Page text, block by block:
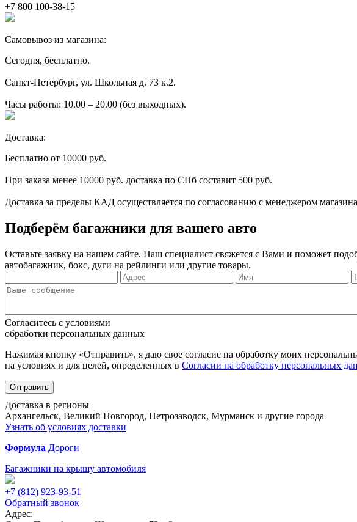
+7 800 100-38-15
Самовывоз из магазина:
Сегодня, бесплатно.
Санкт-Петербург, ул. Школьная д. 73 к.2.
Часы работы: 10.00 – 20.00 (без выходных).
Доставка:
Бесплатно от 10000 руб.
При заказа менее 10000 руб. доставка по СПб составит 500 руб.
Доставка за пределы КАД осуществляется по согласованию с менеджером
Подберём багажники для вашего авто
Оставьте заявку на нашем сайте. Наш специалист свяжется с Вами и поможет
автобагажник, бокс, дуги на рейлинги или другие товары.
Согласитесь с условиями
обработки персональных данных
Нажимая кнопку «Отправить», я даю свое согласие на обработку моих
на условиях и для целей, определенных в Согласии на обработку персональных
Отправить
Доставка в регионы
Архангельск, Великий Новгород, Петрозаводск, Мурманск и другие города
Узнать об условиях доставки
Формула Дороги
Багажники на крышу автомобиля
+7 (812) 923-93-51
Обратный звонок
Адрес: